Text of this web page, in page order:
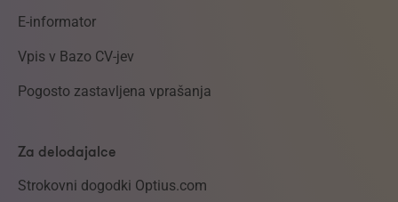
E-informator
Vpis v Bazo CV-jev
Pogosto zastavljena vprašanja
Za delodajalce
Strokovni dogodki Optius.com